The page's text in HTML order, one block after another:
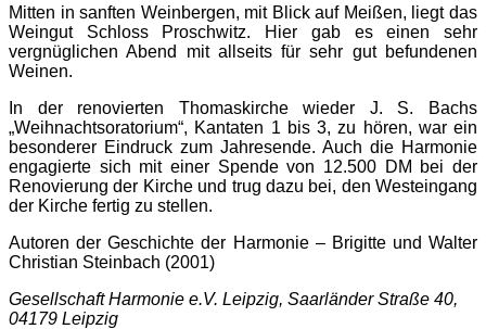
Mitten in sanften Weinbergen, mit Blick auf Meißen, liegt das
Weingut Schloss Proschwitz. Hier gab es einen sehr
vergnüglichen Abend mit allseits für sehr gut befundenen
Weinen.
In der renovierten Thomaskirche wieder J. S. Bachs
„Weihnachtsoratorium“, Kantaten 1 bis 3, zu hören, war ein
besonderer Eindruck zum Jahresende. Auch die Harmonie
engagierte sich mit einer Spende von 12.500 DM bei der
Renovierung der Kirche und trug dazu bei, den Westeingang
der Kirche fertig zu stellen.
Autoren der Geschichte der Harmonie – Brigitte und Walter
Christian Steinbach (2001)
Gesellschaft Harmonie e.V. Leipzig, Saarländer Straße 40,
04179 Leipzig